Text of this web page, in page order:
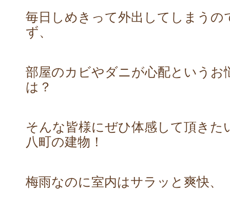
毎日しめきって外出してしまうの
ず、
部屋のカビやダニが心配というお
は？
そんな皆様にぜひ体感して頂き
八町の建物！
梅雨なのに室内はサラッと爽快、